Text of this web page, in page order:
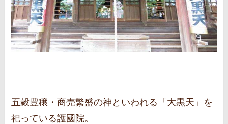
五穀豊穣・商売繁盛の神といわれる「大黒天」を
祀っている護國院。